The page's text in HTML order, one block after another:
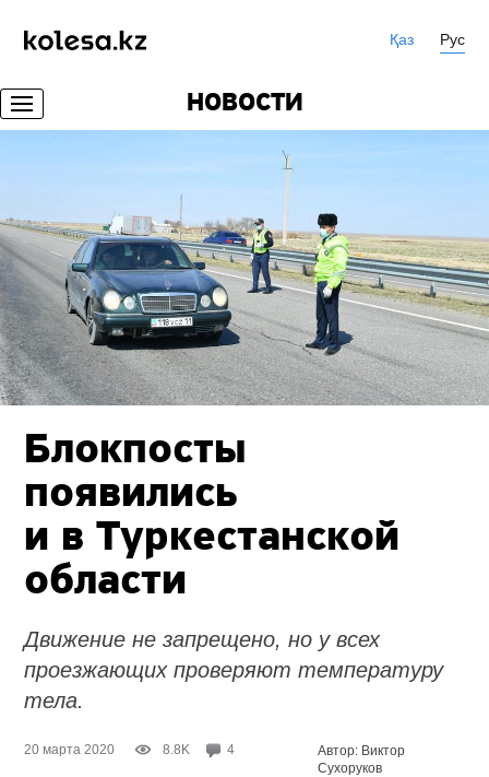
Қаз Рус
НОВОСТИ
Блокпосты
появились
и в Туркестанской
области
Движение не запрещено, но у всех
проезжающих проверяют температуру
тела.
20 марта 2020 8.8K 4
Автор: Виктор
Сухоруков